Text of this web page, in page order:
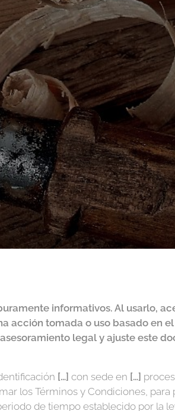
informativos. Al usarlo,
acción tomada o uso basado en
legal y ajuste este
[…] con sede en […]
los Términos y Condiciones,
de tiempo establecido por la